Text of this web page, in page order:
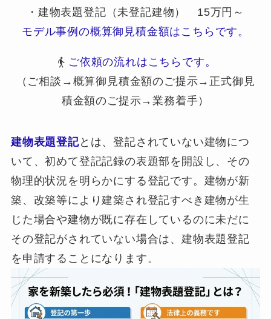
・建物表題登記（未登記建物） 15万円～
モデル事例の概算御見積金額はこちらです。
ご依頼の流れはこちらです。
（ご相談→概算御見積金額のご提示→正式御見
積金額のご提示→業務着手）
建物表題登記とは、登記されていない建物につ
いて、初めて登記記録の表題部を開設し、その
物理的状況を明らかにする登記です。建物が新
築、改築等により建築され登記すべき建物が生
じた場合や建物が既に存在しているのに未だに
その登記がされていない場合は、建物表題登記
を申請することになります。